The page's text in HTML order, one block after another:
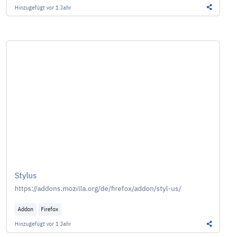
Hinzugefügt vor 1 Jahr
Stylus
https://addons.mozilla.org/de/firefox/addon/styl-us/
Addon
Firefox
Hinzugefügt vor 1 Jahr